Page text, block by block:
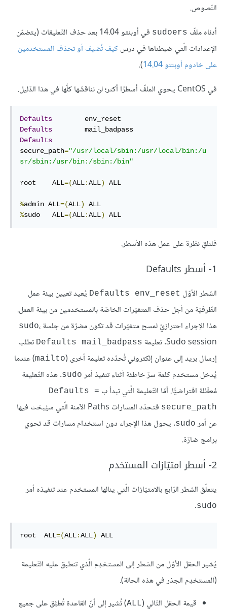
النّصوص.
أدناه ملفّ sudoers
في أوبنتو 14.04 بعد حذف التّعليقات (يتضمّن
الإعدادات الّتي ضبطناها في درسكيف تُضيف أو تحذف المستخدمين
على خادوم أوبنتو 14.04
).
في CentOS يحوي الملفّ أسطرًا أكثر؛ لن نناقشَها كلَّها في هذا الدّليل.
Defaults
Defaults
Defaults
secure_path="/usr/local/sbin:/usr/local/bin:/u
sr/sbin:/usr/bin:/sbin:/bin"
root    ALL=(ALL:ALL) ALL
%admin ALL=(ALL)
%sudo   ALL=(ALL:ALL) ALL
فلنلقِ نظرة على عمل هذه الأسطر.
1- أسطر Defaults
السّطر الأوّل Defaults env_reset يُعيد تعيين بيئة عمل
الطّرفيّة من أجل حذف المتغيّرات الخاصّة بالمستخدمين من بيئة العمل.
هذا الإجراء احترازيّ لمسح متغيّرات قد تكون مضرّة من جلسة sudo،
Sudo session. تعليمة
Defaults mail_badpass تطلب
إرسال بريد إلى عنوان إلكتروني تُحدّده تعليمة أخرى (mailto) عندما
يُدخل مستخدم كلمة سرّ خاطئة أثناء تنفيذ أمر sudo. هذه التّعليمة
مُعطَّلة افتراضيًّا. أمّا التّعليمة الّتي تبدأ ب
=Defaults
secure_path
فتحدّد المسارات Paths الآمنة الّتي سيُبحَث فيها
عن أمر sudo. يحول هذا الإجراء دون استخدام مسارات قد تحوي
برامج ضارّة.
2- أسطر امتيّازات المستخدم
يتعلّق السّطر الرّابع بالامتيّازات الّتي ينالها المستخدم عند تنفيذه أمر
sudo
.
root  ALL=(ALL:ALL) ALL
يُشير الحقل الأوّل من السّطر إلى المستخدِم الّذي تنطبق عليه التّعليمة
(المستخدِم الجذر في هذه الحالة).
قيمة الحقل التّالي (ALL) تُشير إلى أنّ القاعدة تُطبَّق على جميع